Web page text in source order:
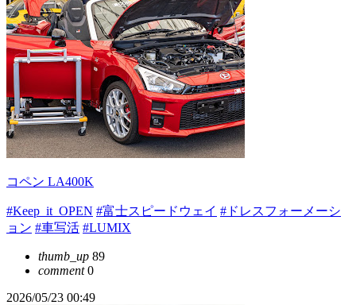
コペン LA400K
#Keep_it_OPEN #富士スピードウェイ #ドレスフォーメーシ
ョン #車写活 #LUMIX
thumb_up 89
comment0
2026/05/23 00:49